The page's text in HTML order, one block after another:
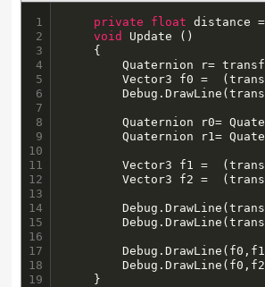
1
2
3
4
5
6
7
8
9
10
11
12
13
14
15
16
17
18
19
private float distance
void
Update ()
		Quaternion r= transform.rotation;
		Vector3 f0 =  (transform.position  + (r *Vector3.forward) * distance);
		Debug.DrawLine(transform.position,f0,Color.red);
		Quaternion r0= Quaternion.Euler(transform.rotation.eulerAngles.x,transform.rotation.eulerAngles.y - 30f,transform.rotation.eulerAngles.z);
		Quaternion r1= Quaternion.Euler(transform.rotation.eulerAngles.x,transform.rotation.eulerAngles.y + 30f,transform.rotation.eulerAngles.z);
		Vector3 f1 =  (transform.position  + (r0 *Vector3.forward) * distance);
		Vector3 f2 =  (transform.position  + (r1 *Vector3.forward) * distance);
		Debug.DrawLine(transform.position,f1,Color.red);
		Debug.DrawLine(transform.position,f2,Color.red);
		Debug.DrawLine(f0,f1,Color.red);
		Debug.DrawLine(f0,f2,Color.red);
	}